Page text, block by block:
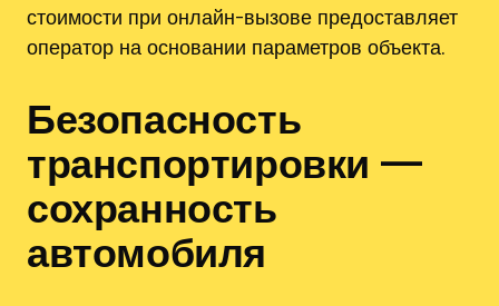
стоимости при онлайн-вызове предоставляет
оператор на основании параметров объекта.
Безопасность
транспортировки —
сохранность
автомобиля